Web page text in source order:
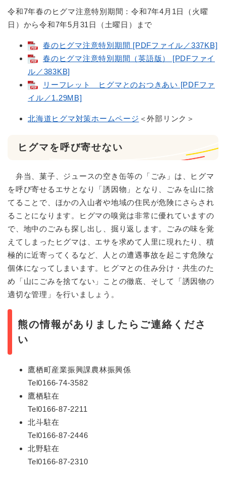
令和7年春のヒグマ注意特別期間：令和7年4月1日（火曜
日）から令和7年5月31日（土曜日）まで
春のヒグマ注意特別期間 [PDFファイル／337KB]
春のヒグマ注意特別期間（英語版） [PDFファイ
ル／383KB]
リーフレット ヒグマとのおつきあい [PDFファ
イル／1.29MB]
北海道ヒグマ対策ホームページ ＜外部リンク＞
ヒグマを呼び寄せない
弁当、菓子、ジュースの空き缶等の「ごみ」は、ヒグマ
を呼び寄せるエサとなり「誘因物」となり、ごみを山に捨
てることで、ほかの入山者や地域の住民が危険にさらされ
ることになります。ヒグマの嗅覚は非常に優れていますの
で、地中のごみも探し出し、掘り返します。ごみの味を覚
えてしまったヒグマは、エサを求めて人里に現れたり、積
極的に近寄ってくるなど、人との遭遇事故を起こす危険な
個体になってしまいます。ヒグマとの住み分け・共生のた
め「山にごみを捨てない」ことの徹底、そして「誘因物の
適切な管理」を行いましょう。
熊の情報がありましたらご連絡くださ
い
鷹栖町産業振興課農林振興係
​Tel0166-74-3582
鷹栖駐在​
Tel0166-87-2211
北斗駐在​
Tel0166-87-2446
北野駐在
​Tel0166-87-2310